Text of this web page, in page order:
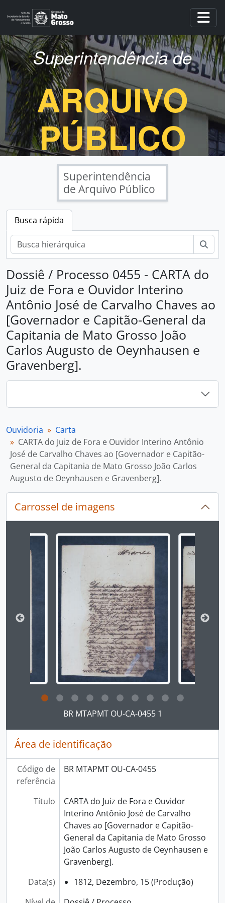
Skip to main content
Superintendência de
ARQUIVO
PÚBLICO
Superintendência
de Arquivo Público
Busca rápida
Dossiê / Processo 0455 - CARTA do
Juiz de Fora e Ouvidor Interino
Antônio José de Carvalho Chaves ao
[Governador e Capitão-General da
Capitania de Mato Grosso João
Carlos Augusto de Oeynhausen e
Gravenberg].
Ouvidoria
Carta
CARTA do Juiz de Fora e Ouvidor Interino Antônio
José de Carvalho Chaves ao [Governador e Capitão-
General da Capitania de Mato Grosso João Carlos
Augusto de Oeynhausen e Gravenberg].
Carrossel de imagens
Ao alterar o slide atual deste carrossel, o título da
Ao clicar no link deste título da descrição a
BR MTAPMT OU-CA-0455 1
Área de identificação
Código de
referência
BR MTAPMT OU-CA-0455
Título
CARTA do Juiz de Fora e Ouvidor
Interino Antônio José de Carvalho
Chaves ao [Governador e Capitão-
General da Capitania de Mato Grosso
João Carlos Augusto de Oeynhausen e
Gravenberg].
Data(s)
1812, Dezembro, 15 (Produção)